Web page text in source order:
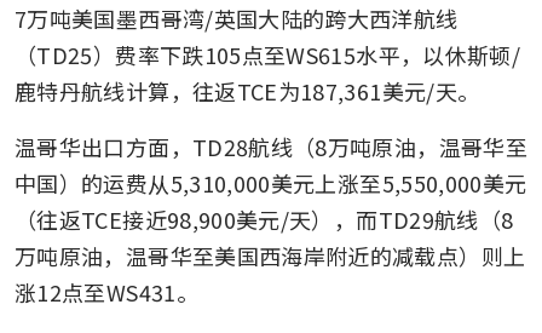
7万吨美国墨西哥湾/英国大陆的跨大西洋航线
（TD25）费率下跌105点至WS615水平，以休斯顿/
鹿特丹航线计算，往返TCE为187,361美元/天。
温哥华出口方面，TD28航线（8万吨原油，温哥华至
中国）的运费从5,310,000美元上涨至5,550,000美元
（往返TCE接近98,900美元/天），而TD29航线（8
万吨原油，温哥华至美国西海岸附近的减载点）则上
涨12点至WS431。